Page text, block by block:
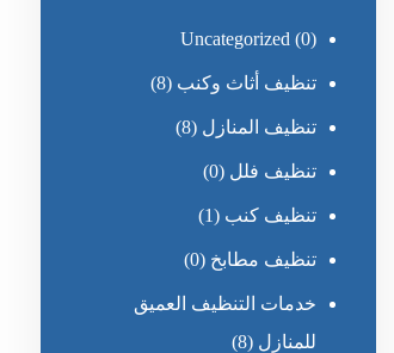
Uncategorized (0)
تنظيف أثاث وكنب (8)
تنظيف المنازل (8)
تنظيف فلل (0)
تنظيف كنب (1)
تنظيف مطابخ (0)
خدمات التنظيف العميق
للمنازل (8)